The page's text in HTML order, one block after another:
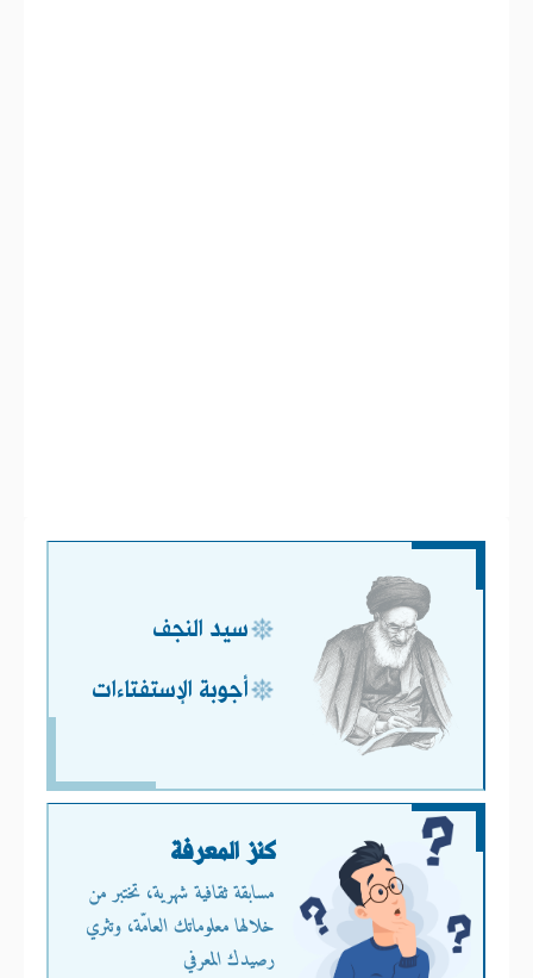
سيد النجف
أجوبة الإستفتاءات
كنز المعرفة
مسابقة ثقافية شهرية، تختبر من
خلالها معلوماتك العامّة، وتثري
رصيدك المعرفي